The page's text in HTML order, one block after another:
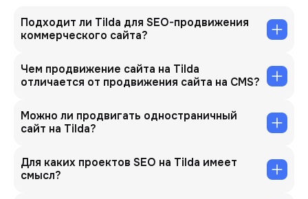
Подходит ли Tilda для SEO-продвижения
коммерческого сайта?
Чем продвижение сайта на Tilda
отличается от продвижения сайта на CMS?
Можно ли продвигать одностраничный
сайт на Tilda?
Для каких проектов SEO на Tilda имеет
смысл?